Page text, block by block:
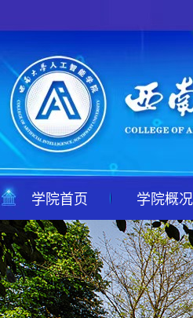
学院首页 学院概况